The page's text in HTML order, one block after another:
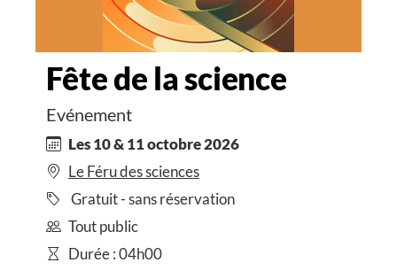
Fête de la science
Evénement
Les 10 & 11 octobre 2026
Le Féru des sciences
Gratuit - sans réservation
Tout public
Durée : 04h00